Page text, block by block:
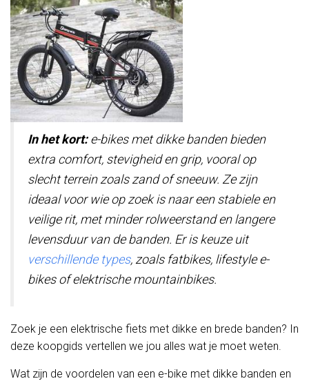
In het kort:e-bikes met dikke banden bieden
extra comfort, stevigheid en grip, vooral op
slecht terrein zoals zand of sneeuw. Ze zijn
ideaal voor wie op zoek is naar een stabiele en
veilige rit, met minder rolweerstand en langere
levensduur van de banden. Er is keuze uit
verschillende types, zoals fatbikes, lifestyle e-
bikes of elektrische mountainbikes.
Zoek je een elektrische fiets met dikke en brede banden? In
deze koopgids vertellen we jou alles wat je moet weten.
Wat zijn de voordelen van een e-bike met dikke banden en